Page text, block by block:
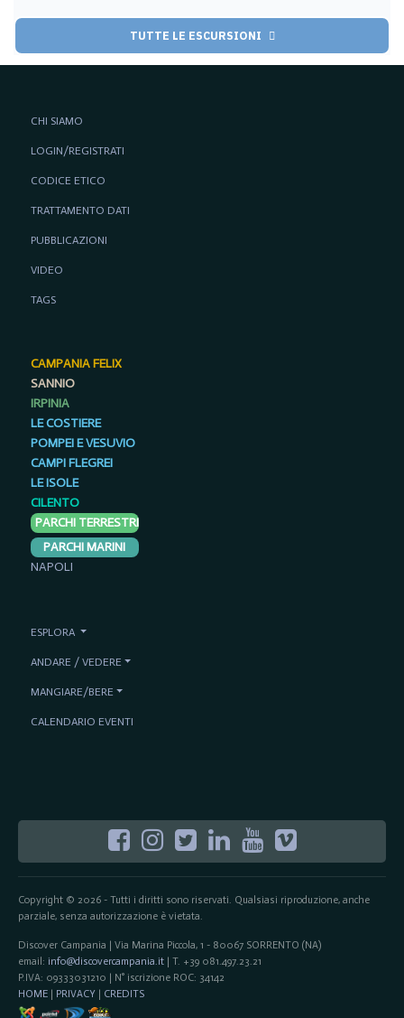
TUTTE LE ESCURSIONI
Copyright © 2026 - Tutti i diritti sono riservati. Qualsiasi riproduzione, anche
parziale, senza autorizzazione è vietata.
Discover Campania | Via Marina Piccola, 1 - 80067 SORRENTO (NA)
email: info@discovercampania.it| T. +39 081.497.23.21
P.IVA: 09333031210 | N° iscrizione ROC: 34142
HOME| PRIVACY | CREDITS
CHI SIAMO
LOGIN/REGISTRATI
CODICE ETICO
TRATTAMENTO DATI
PUBBLICAZIONI
VIDEO
TAGS
CAMPANIA FELIX
SANNIO
IRPINIA
LE COSTIERE
POMPEI E VESUVIO
CAMPI FLEGREI
LE ISOLE
CILENTO
PARCHI TERRESTRI
PARCHI MARINI
NAPOLI
ESPLORA
ANDARE / VEDERE
MANGIARE/BERE
CALENDARIO EVENTI